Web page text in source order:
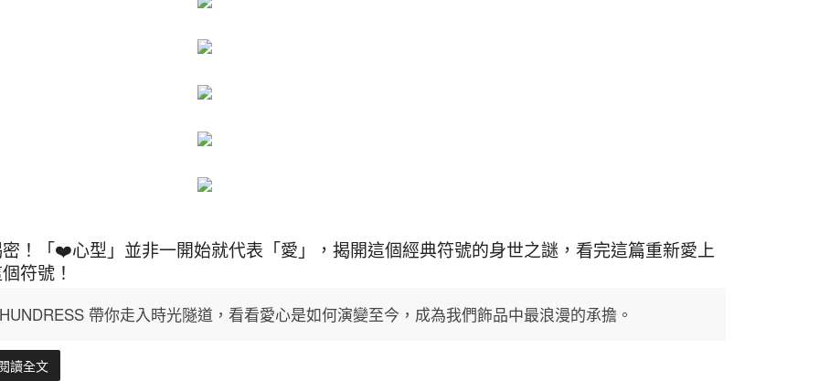
！「❤️心型」並非一開始就代表「愛」，揭開這個經典符號的身世之謎，看完這篇重新愛上
符號！
HUNDRESS 帶你走入時光隧道，看看愛心是如何演變至今，成為我們飾品中最浪漫的承擔。
讀全文